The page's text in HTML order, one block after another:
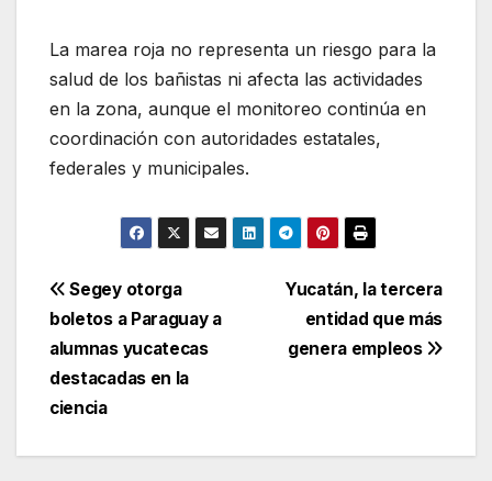
La marea roja no representa un riesgo para la
salud de los bañistas ni afecta las actividades
en la zona, aunque el monitoreo continúa en
coordinación con autoridades estatales,
federales y municipales.
Navegación
de
entradas
Yucatán, la tercera
entidad que más
genera empleos
Segey otorga
boletos a Paraguay a
alumnas yucatecas
destacadas en la
ciencia